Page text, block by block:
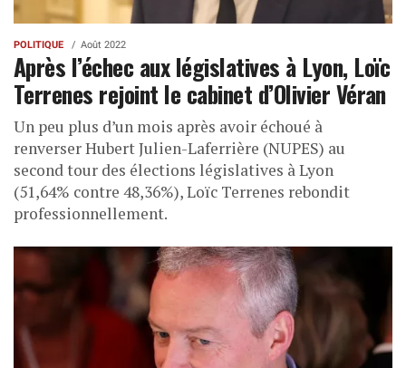
POLITIQUE Août 2022
Après l’échec aux législatives à Lyon, Loïc
Terrenes rejoint le cabinet d’Olivier Véran
Un peu plus d’un mois après avoir échoué à
renverser Hubert Julien-Laferrière (NUPES) au
second tour des élections législatives à Lyon
(51,64% contre 48,36%), Loïc Terrenes rebondit
professionnellement.